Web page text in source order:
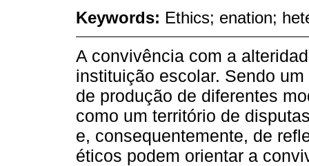
Keywords: Ethics; enation;
A convivência com a
instituição escolar. Sendo
de produção de diferentes
como um território de
e, consequentemente, de
éticos podem orientar a